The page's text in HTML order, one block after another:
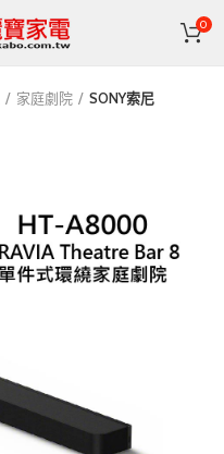
0
家庭劇院 SONY索尼